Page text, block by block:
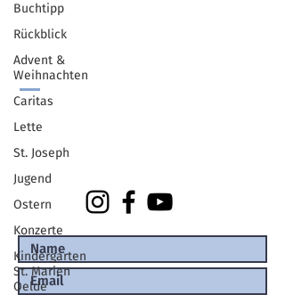
Buchtipp
Rückblick
Advent &
Weihnachten
Caritas
Lette
St. Joseph
Jugend
Ostern
Konzerte
Kindergarten
St. Marien
Oelde
Oelde
Carl-Haver-Platz 7
59302 Oelde
02522/93420
stjohannes-oelde@bistum-